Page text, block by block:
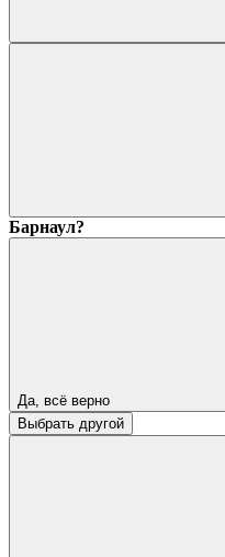
Барнаул?
Да, всё верно
Выбрать другой